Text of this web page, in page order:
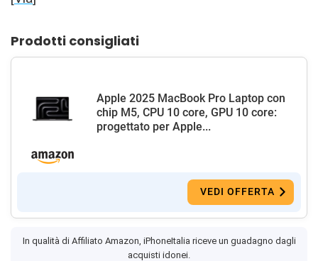
Prodotti consigliati
Apple 2025 MacBook Pro Laptop con
chip M5, CPU 10 core, GPU 10 core:
progettato per Apple...
VEDI OFFERTA
In qualità di Affiliato Amazon, iPhoneItalia riceve un guadagno dagli
acquisti idonei.